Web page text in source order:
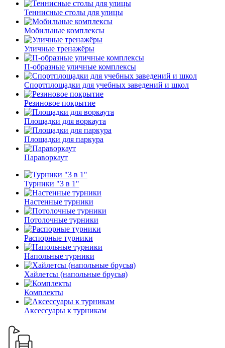
Теннисные столы для улицы
Мобильные комплексы
Уличные тренажёры
П-образные уличные комплексы
Спортплощадки для учебных заведений и школ
Резиновое покрытие
Площадки для воркаута
Площадки для паркура
Параворкаут
Турники "3 в 1"
Настенные турники
Потолочные турники
Распорные турники
Напольные турники
Хайлетсы (напольные брусья)
Комплекты
Аксессуары к турникам